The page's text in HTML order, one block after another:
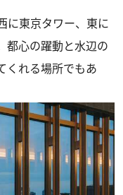
に東京タワー、東に
都心の躍動と水辺の
くれる場所でもあ